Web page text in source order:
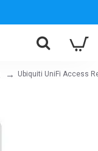
Ubiquiti UniFi Access